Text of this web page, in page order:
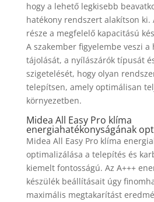
hogy a lehető legkisebb
hatékony rendszert alakítson ki.
része a megfelelő kapacitású
A szakember figyelembe veszi
tájolását, a nyílászárók típusát
szigetelését, hogy olyan
telepítsen, amely optimálisan
környezetben.
Midea All Easy Pro klíma
energiahatékonyságának
Midea All Easy Pro klíma
optimalizálása a telepítés és
kiemelt fontosságú. Az A+++
készülék beállításait úgy
maximális megtakarítást